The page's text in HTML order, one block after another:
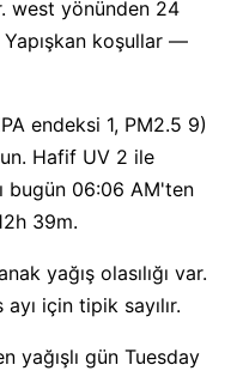
west yönünden 24
Yapışkan koşullar —
endeksi 1, PM2.5 9)
Hafif UV 2 ile
bugün 06:06 AM'ten
39m.
yağış olasılığı var.
için tipik sayılır.
yağışlı gün Tuesday